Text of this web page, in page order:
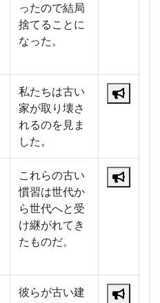
ったので結局
捨てることに
なった。
私たちは古い
家が取り壊さ
れるのを見ま
した。
これらの古い
慣習は世代か
ら世代へと受
け継がれてき
たものだ。
彼らが古い建